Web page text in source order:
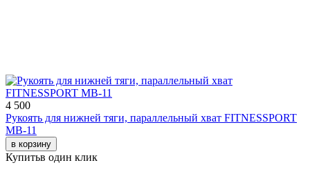
4 500
Рукоять для нижней тяги, параллельный хват FITNESSPORT
МВ-11
в корзину
Купитьв один клик